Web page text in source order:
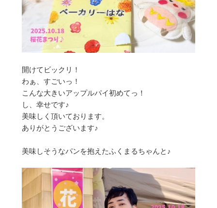
開けてビックリ！
わぁ、すごいっ！
こんな大きいアップルパイ初めてっ！
し、幸せです♪
美味しく頂いております。
ありがとうございます♪
美味しそうなパンを抱えたふくまるちゃんと♪